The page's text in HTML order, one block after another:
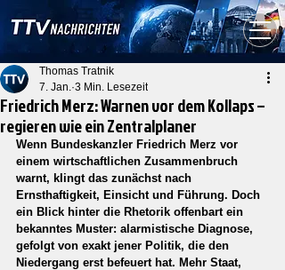
Friedrich Merz: Warnen vor dem Kollaps –
regieren wie ein Zentralplaner
Thomas Tratnik
7. Jan. 3 Min. Lesezeit
Wenn Bundeskanzler Friedrich Merz vor
einem wirtschaftlichen Zusammenbruch
warnt, klingt das zunächst nach
Ernsthaftigkeit, Einsicht und Führung. Doch
ein Blick hinter die Rhetorik offenbart ein
bekanntes Muster: alarmistische Diagnose,
gefolgt von exakt jener Politik, die den
Niedergang erst befeuert hat. Mehr Staat,